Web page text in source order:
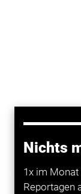
Nichts
1x im Monat
Reportagen
DerADAC
,
ein
Nürburgring
nach einem